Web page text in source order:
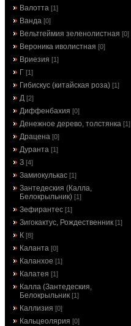
Валотта [1]
Ванда [0]
Вельтгеймия зеленолистная [0]
Вероника иволистная [0]
Вриезия [1]
Г [1]
Гибискус (китайская роза) [1]
Д [2]
Диффенбахия [0]
Денежное дерево, толстянка [1]
Драцена [0]
Дуранта [1]
З [4]
Замиокулькас [1]
Зантедеския (Калла,
Белокрыльник) [1]
Зефирантес [1]
Зигокактус, Рождественник [1]
К [8]
Каланта [0]
Каланхое [1]
Калатея [1]
Калла (Зантедеския,
Белокрыльник [1]
Каллизия [0]
Кальцеолярия [0]